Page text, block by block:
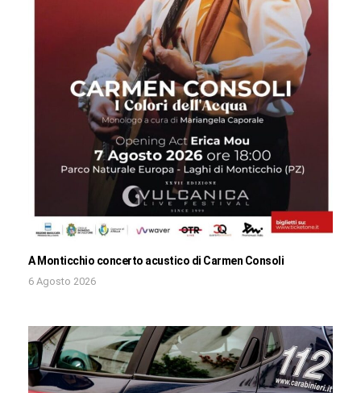
A Monticchio concerto acustico di Carmen Consoli
6 Agosto 2026